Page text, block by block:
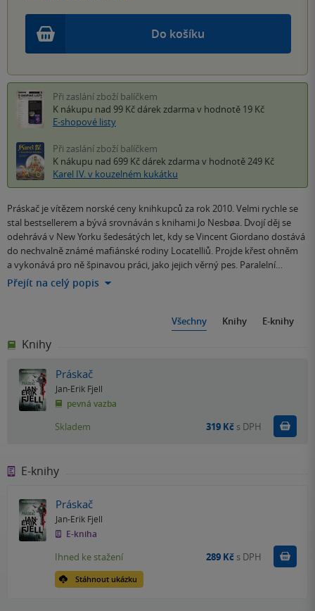
Do košíku
Při zaslání zboží balíčkem
K nákupu nad 99 Kč dárek zdarma v hodnotě 19 Kč
E-shopové listy
Při zaslání zboží balíčkem
K nákupu nad 699 Kč dárek zdarma v hodnotě 249 Kč
Karel IV. v kouzelném kukátku
Práskač je vítězem norské ceny knihkupců za rok 2010. Velmi rychle se
stal bestsellerem a bývá srovnáván s knihami Jo Nesbøa. Dvojí děj se
odehrává v New Yorku šedesátých let, kdy se Vincent Giordano dostává
do nechvalně známé mafiánské rodiny Locatelliů. Projde křest ohněm
a vykonává pro ně špinavou práci, jako jejich věrný pes. Paralelní…
Přejít na celý popis
Všechny Knihy E-knihy
Knihy
Práskač
Jan-Erik Fjell
pevná vazba
Skladem 319 Kč s DPH
E-knihy
Práskač
Jan-Erik Fjell
E-kniha
Stáhnout ukázku
Ihned ke stažení 289 Kč s DPH Koupit